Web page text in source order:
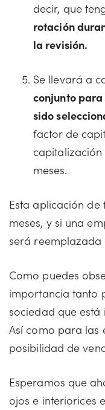
decir, que
rotación
la revisión.
Se llevará a
conjunto
sido
factor de
capitalización
meses.
Esta aplicación
meses, y si una
será reemplazada
Como puedes
importancia tanto
sociedad que está
Así como para las
posibilidad de
Esperamos que
ojos e interiorices